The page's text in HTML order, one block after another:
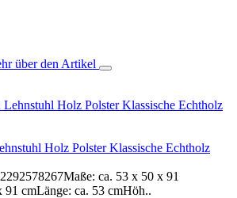
über den Artikel
Holz Polster Klassische Echtholz
ca. 53 x 50 x 91
91 cmLänge: ca. 53 cmHöh..